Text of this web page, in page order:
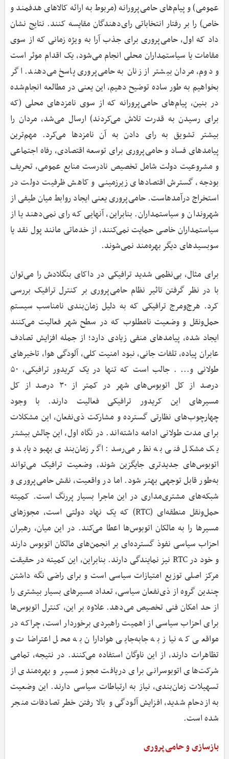
عمومی) و پیام‌های حامی‌پرورانه (مربوط به ارائه کالاهای هدفمند و
خاص) را بر رفتار انتخاباتی رای‌دهندگان مقایسه کنند‌. نتایج نشان
داد که اول، حامی‌پروری برای جذب آرا به ویژه زمانی که از سوی
مقامات یا سیاستمداران محلی انجام می‌شود، یک اقدام موثر است
و دوم، مردان بیشتر از زنان به حامی‌پروری پاسخ می‌دهند‌. اگر
بخواهیم به طور ساده توضیح دهیم، این یعنی در مطالعه انجام‌شده
در بنین، پیام‌های حامی‌پرورانه که از سوی نامزدهای محلی (که
برای رسیدن به قدرت تلاش می‌کردند) ارسال می‌شد، مردان را
بیشتر تشویق به رای دادن به آن نامزدها می‌کرد‌. مهم‌ترین
پیامدهای فساد و حامی‌پروری برای توسعه اقتصادی، رفاه اجتماعی
و مشروعیت دولت شامل تخصیص نادرست منابع عمومی، تحریف
بودجه، گسترش اقتصادهای زیرزمینی و کاهش ظرفیت دولت در
استخراج درآمدهاست‌. حامی‌پروری یعنی ایجاد روابط میان طیفی از
شهروندان و سیاستمداران‌. بنابراین، آنهایی که رای نمی‌دهند یا از
سیاستمداران خاصی حمایت نمی‌کنند، از خدماتی مانند پول نقد یا
سوبسیدهای دیگر بهره‌مند نمی‌شوند‌.
برای مثال، بی‌نظمی شدید ترافیکی در داکای بنگلادش را می‌توان
با در نظر گرفتن تاثیر نظام حامی‌پروری بر کنترل ترافیک بررسی
کرد‌. هرج‌ومرج ترافیکی که به دلیل زمان‌بندی نامناسب سیستم
حمل‌ونقل و وضعیت نامطلوب که در سطح شهر فعالیت می‌کنند
ایجاد شده، پیامدهای منفی زیادی دارد؛ از جمله افزایش تصادف
عابران پیاده، تلفات جانی، نبود امنیت کلی، آلودگی هوا، تاخیرهای
طولانی و... ‌. جالب است که تنها در یک کریدور ترافیکی، ۵۰
درصد از کل اتوبوس‌های شهر در کمتر از ۳۰ درصد از کل
مسیرهای این کریدور ترافیکی فعالیت دارند‌. با وجود
چهارچوب‌های نظارتی گسترده و مشارکت ذی‌نفعان، این مشکلات
برای مدت طولانی ادامه داشته‌اند‌. در نگاه اول، این چالش بیشتر
یک مشکل فنی به نظر می‌رسد: اگر زمان‌بندی بهبود یابد و
اتوبوس‌های جدیدتری جایگزین شوند، وضعیت ترافیک می‌تواند
به‌طور قابل توجهی بهتر شود‌. اما در واقعیت، نقش حامی‌پروری و
شبکه‌های مشتری‌مداری در این ماجرا بسیار پررنگ است‌. کمیته
حمل‌ونقل منطقه‌ای (RTC) که یک نهاد دولتی است، مجوزهای
مسیرها را به مالکان اتوبوس‌ها اعطا می‌کند‌. در این میان، رهبران
احزاب سیاسی نفوذ گسترده‌ای بر انجمن‌های مالکان اتوبوس دارند
و خود در RTC نیز نمایندگی دارند‌. بنابراین، این کمیته در حقیقت
مرکز اصلی توزیع امتیازات سیاسی است و برای راضی نگه داشتن
چندین گروه از ذی‌نفعان سیاسی، تعداد مسیرهای بسیار بیشتری را
از حد امکان فنی تخصیص می‌دهد‌. علاوه بر این، کنترل اتوبوس‌ها
برای احزاب سیاسی از اهمیت راهبردی برخوردار است، چراکه در
مواقعی که نیاز به جابه‌جایی هواداران به محل اعتراضات و
تظاهرات دارند، از این ناوگان استفاده می‌کنند‌. در نتیجه، تمامی
شرکت‌های اتوبوسرانی برای دریافت مجوز مسیر و بهره‌مندی از
تسهیلات زمان‌بندی، نیاز به ارتباطات سیاسی دارند‌. این وضعیت
به ازدحام شدید، افزایش آلودگی و بالا رفتن خطر تصادفات منجر
شده است.
بازسازی و حامی‌پروری